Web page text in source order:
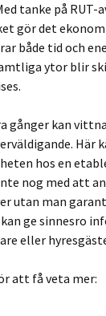
tanke på RUT-
gör det
både tid och
ytor blir
gånger kan
Här
hos en
nog med att
utan man
ge sinnesro
eller
att få veta mer: